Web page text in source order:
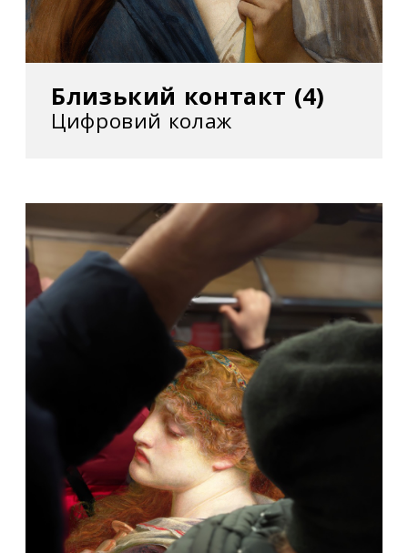
Близький контакт (4)
Цифровий колаж